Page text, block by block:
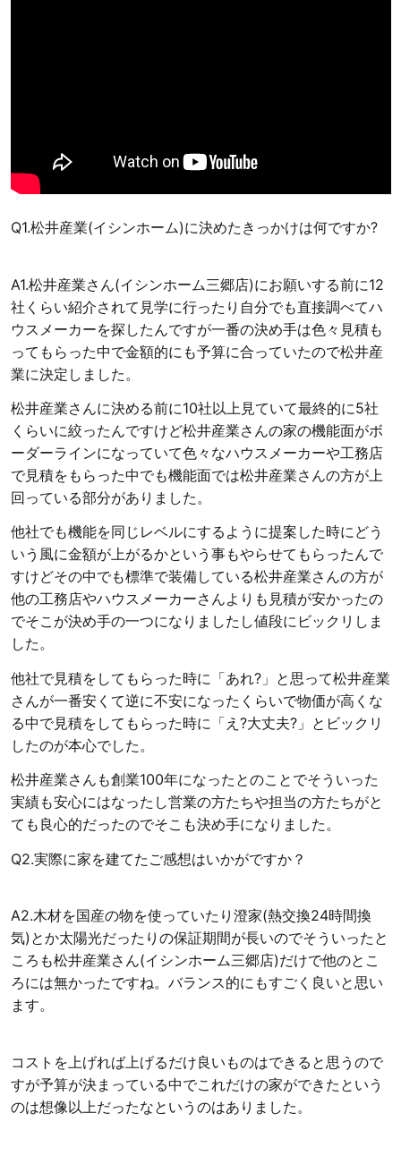
Q1.松井産業(イシンホーム)に決めたきっかけは何ですか?
A1.松井産業さん(イシンホーム三郷店)にお願いする前に12
社くらい紹介されて見学に行ったり自分でも直接調べてハ
ウスメーカーを探したんですが一番の決め手は色々見積も
ってもらった中で金額的にも予算に合っていたので松井産
業に決定しました。
松井産業さんに決める前に10社以上見ていて最終的に5社
くらいに絞ったんですけど松井産業さんの家の機能面がボ
ーダーラインになっていて色々なハウスメーカーや工務店
で見積をもらった中でも機能面では松井産業さんの方が上
回っている部分がありました。
他社でも機能を同じレベルにするように提案した時にどう
いう風に金額が上がるかという事もやらせてもらったんで
すけどその中でも標準で装備している松井産業さんの方が
他の工務店やハウスメーカーさんよりも見積が安かったの
でそこが決め手の一つになりましたし値段にビックリしま
した。
他社で見積をしてもらった時に「あれ?」と思って松井産業
さんが一番安くて逆に不安になったくらいで物価が高くな
る中で見積をしてもらった時に「え?大丈夫?」とビックリ
したのが本心でした。
松井産業さんも創業100年になったとのことでそういった
実績も安心にはなったし営業の方たちや担当の方たちがと
ても良心的だったのでそこも決め手になりました。
Q2.実際に家を建てたご感想はいかがですか？
A2.木材を国産の物を使っていたり澄家(熱交換24時間換
気)とか太陽光だったりの保証期間が長いのでそういったと
ころも松井産業さん(イシンホーム三郷店)だけで他のとこ
ろには無かったですね。バランス的にもすごく良いと思い
ます。
コストを上げれば上げるだけ良いものはできると思うので
すが予算が決まっている中でこれだけの家ができたという
のは想像以上だったなというのはありました。